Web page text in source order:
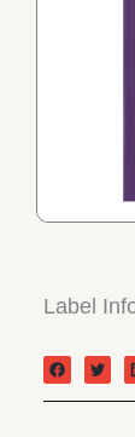
Label